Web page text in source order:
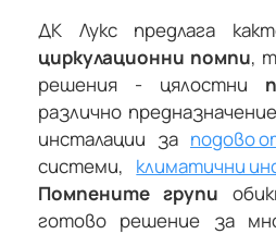
ДК Лукс предлага
циркулационни помпи,
решения - цялостни
различно
инсталации за подово
системи, климатични
Помпените групи
готово решение за